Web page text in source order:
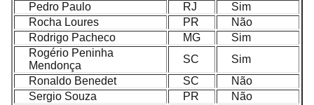
Pedro Paulo
RJ
Sim
Rocha Loures
PR
Não
Rodrigo Pacheco
MG
Sim
Rogério Peninha
Mendonça
SC
Sim
Ronaldo Benedet
SC
Não
Sergio Souza
PR
Não